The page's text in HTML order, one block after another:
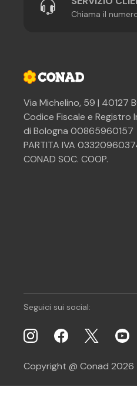
Chiama il
Via Michelino, 59 | 40127
Codice Fiscale e Registro
di Bologna 00865960157
PARTITA IVA
CONAD SOC. COOP.
Seguici sui social:
Copyright @ Conad 2026